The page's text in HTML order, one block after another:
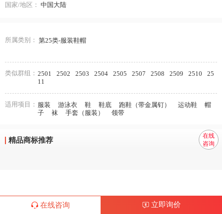
国家/地区： 中国大陆
所属类别： 第25类-服装鞋帽
类似群组： 2501 2502 2503 2504 2505 2507 2508 2509 2510
25
11
适用项目： 服装 游泳衣 鞋 鞋底 跑鞋（带金属钉） 运动鞋
帽
子
袜 手套（服装） 领带
精品商标推荐
在线咨询 立即询价
在线
咨询